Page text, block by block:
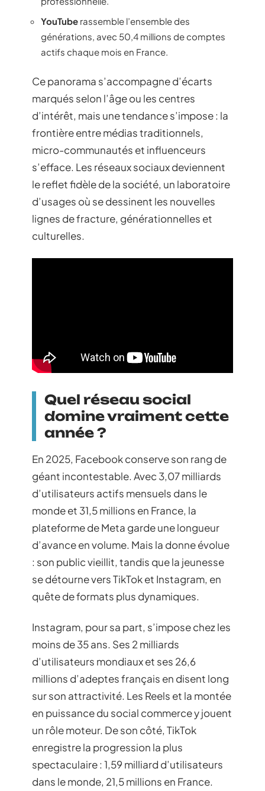
YouTube rassemble l’ensemble des
générations, avec 50,4 millions de comptes
actifs chaque mois en France.
Ce panorama s’accompagne d’écarts
marqués selon l’âge ou les centres
d’intérêt, mais une tendance s’impose : la
frontière entre médias traditionnels,
micro-communautés et influenceurs
s’efface. Les réseaux sociaux deviennent
le reflet fidèle de la société, un laboratoire
d’usages où se dessinent les nouvelles
lignes de fracture, générationnelles et
culturelles.
Quel réseau social
domine vraiment cette
année ?
En 2025, Facebook conserve son rang de
géant incontestable. Avec 3,07 milliards
d’utilisateurs actifs mensuels dans le
monde et 31,5 millions en France, la
plateforme de Meta garde une longueur
d’avance en volume. Mais la donne évolue
: son public vieillit, tandis que la jeunesse
se détourne vers TikTok et Instagram, en
quête de formats plus dynamiques.
Instagram, pour sa part, s’impose chez les
moins de 35 ans. Ses 2 milliards
d’utilisateurs mondiaux et ses 26,6
millions d’adeptes français en disent long
sur son attractivité. Les Reels et la montée
en puissance du social commerce y jouent
un rôle moteur. De son côté, TikTok
enregistre la progression la plus
spectaculaire : 1,59 milliard d’utilisateurs
dans le monde, 21,5 millions en France.